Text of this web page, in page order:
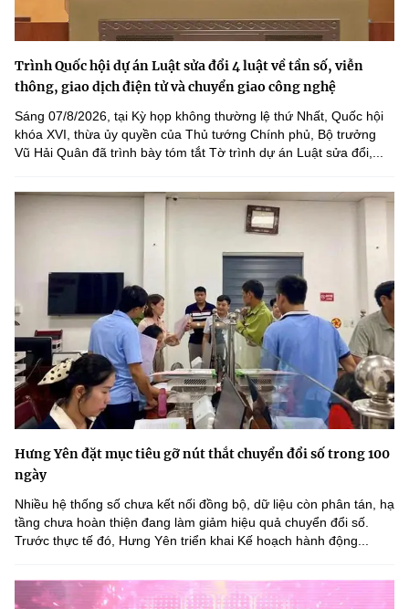
Trình Quốc hội dự án Luật sửa đổi 4 luật về tần số, viễn
thông, giao dịch điện tử và chuyển giao công nghệ
Sáng 07/8/2026, tại Kỳ họp không thường lệ thứ Nhất, Quốc hội
khóa XVI, thừa ủy quyền của Thủ tướng Chính phủ, Bộ trưởng
Vũ Hải Quân đã trình bày tóm tắt Tờ trình dự án Luật sửa đổi,...
Hưng Yên đặt mục tiêu gỡ nút thắt chuyển đổi số trong 100
ngày
Nhiều hệ thống số chưa kết nối đồng bộ, dữ liệu còn phân tán, hạ
tầng chưa hoàn thiện đang làm giảm hiệu quả chuyển đổi số.
Trước thực tế đó, Hưng Yên triển khai Kế hoạch hành động...